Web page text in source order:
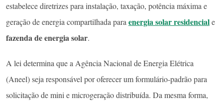
estabelece diretrizes para instalação, taxação, potência máxima e
geração de energia compartilhada para energia solar residenciale
fazenda de energia solar.
A lei determina que a Agência Nacional de Energia Elétrica
(Aneel) seja responsável por oferecer um formulário-padrão para
solicitação de mini e microgeração distribuída. Da mesma forma,